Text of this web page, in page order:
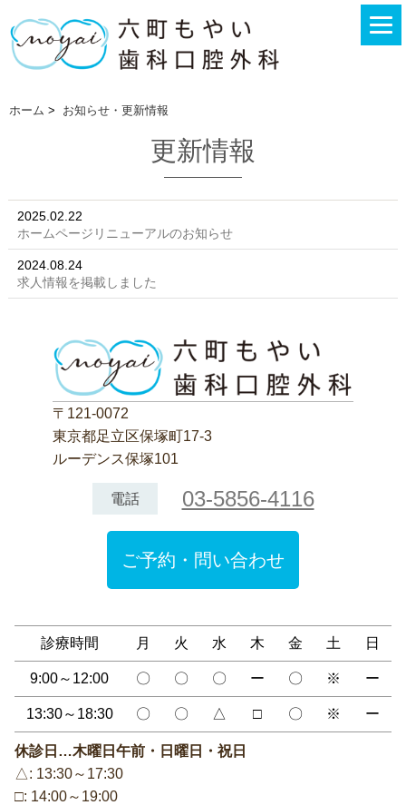
ホーム > お知らせ・更新情報
更新情報
2025.02.22
ホームページリニューアルのお知らせ
2024.08.24
求人情報を掲載しました
〒121-0072
東京都足立区保塚町17-3
ルーデンス保塚101
電話 03-5856-4116
ご予約・問い合わせ
診療時間 月 火 水 木 金 土 日
9:00～12:00 〇 〇 〇 ー 〇 ※ ー
13:30～18:30 〇 〇 △ □ 〇 ※ ー
休診日…木曜日午前・日曜日・祝日
△: 13:30～17:30
□: 14:00～19:00